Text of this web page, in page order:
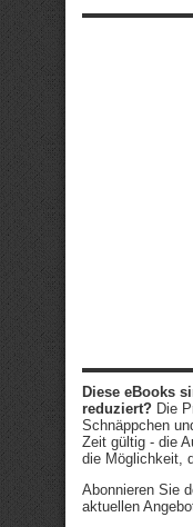
Diese eBooks
reduziert? Die
Schnäppchen
Zeit gültig - die
die Möglichkeit,
Abonnieren Sie
aktuellen